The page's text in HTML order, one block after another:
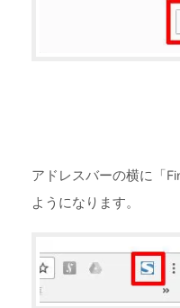
アドレスバーの横に「
ようになります。